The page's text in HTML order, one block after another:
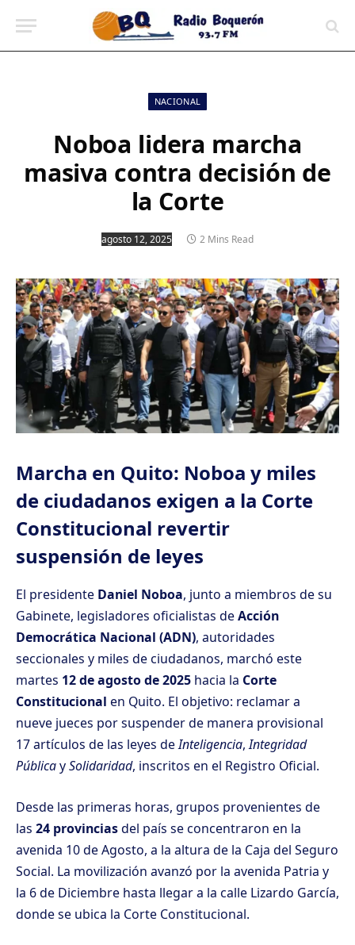
NACIONAL
Noboa lidera marcha
masiva contra decisión de
la Corte
agosto 12, 2025 2 Mins Read
Marcha en Quito: Noboa y miles
de ciudadanos exigen a la Corte
Constitucional revertir
suspensión de leyes
El presidente Daniel Noboa, junto a miembros de su
Gabinete, legisladores oficialistas deAcción
Democrática Nacional (ADN), autoridades
seccionales y miles de ciudadanos, marchó este
martes 12 de agosto de 2025 hacia la Corte
Constitucional en Quito. El objetivo: reclamar a
nueve jueces por suspender de manera provisional
17 artículos de las leyes deInteligencia,Integridad
PúblicaySolidaridad, inscritos en el Registro Oficial.
Desde las primeras horas, grupos provenientes de
las 24 provinciasdel país se concentraron en la
avenida 10 de Agosto, a la altura de la Caja del Seguro
Social. La movilización avanzó por la avenida Patria y
la 6 de Diciembre hasta llegar a la calle Lizardo García,
donde se ubica la Corte Constitucional.